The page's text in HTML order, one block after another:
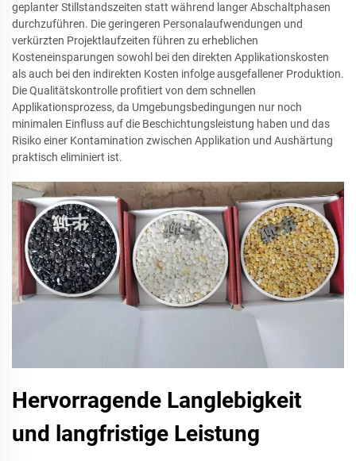
geplanter Stillstandszeiten statt während langer Abschaltphasen
durchzuführen. Die geringeren Personalaufwendungen und
verkürzten Projektlaufzeiten führen zu erheblichen
Kosteneinsparungen sowohl bei den direkten Applikationskosten
als auch bei den indirekten Kosten infolge ausgefallener Produktion.
Die Qualitätskontrolle profitiert von dem schnellen
Applikationsprozess, da Umgebungsbedingungen nur noch
minimalen Einfluss auf die Beschichtungsleistung haben und das
Risiko einer Kontamination zwischen Applikation und Aushärtung
praktisch eliminiert ist.
Hervorragende Langlebigkeit
und langfristige Leistung